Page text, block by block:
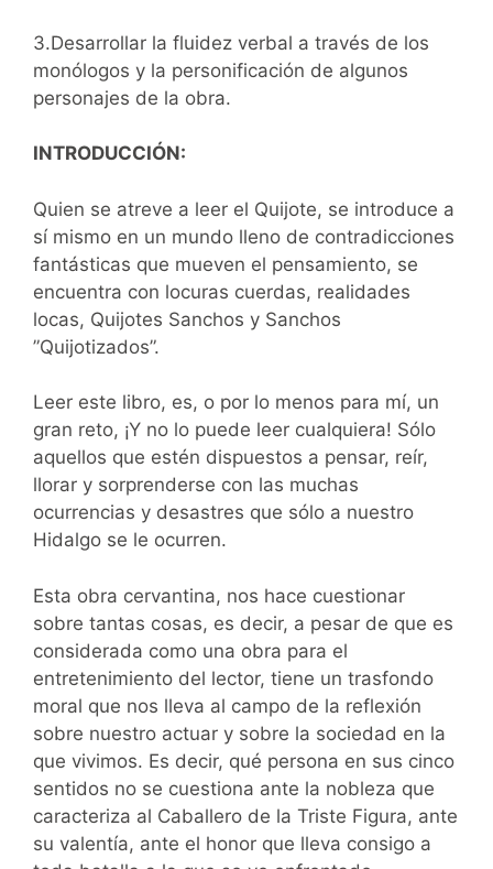
3.Desarrollar la fluidez verbal a través de los
monólogos y la personificación de algunos
personajes de la obra.
INTRODUCCIÓN:
Quien se atreve a leer el Quijote, se introduce a
sí mismo en un mundo lleno de contradicciones
fantásticas que mueven el pensamiento, se
encuentra con locuras cuerdas, realidades
locas, Quijotes Sanchos y Sanchos
”Quijotizados”.
Leer este libro, es, o por lo menos para mí, un
gran reto, ¡Y no lo puede leer cualquiera! Sólo
aquellos que estén dispuestos a pensar, reír,
llorar y sorprenderse con las muchas
ocurrencias y desastres que sólo a nuestro
Hidalgo se le ocurren.
Esta obra cervantina, nos hace cuestionar
sobre tantas cosas, es decir, a pesar de que es
considerada como una obra para el
entretenimiento del lector, tiene un trasfondo
moral que nos lleva al campo de la reflexión
sobre nuestro actuar y sobre la sociedad en la
que vivimos. Es decir, qué persona en sus cinco
sentidos no se cuestiona ante la nobleza que
caracteriza al Caballero de la Triste Figura, ante
su valentía, ante el honor que lleva consigo a